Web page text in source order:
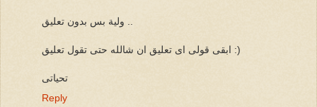
ابقى قولى اى تعليق ان شالله حتى تقول تعليق :)
تحياتى
Reply